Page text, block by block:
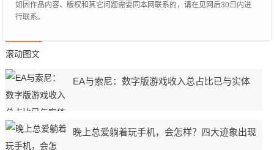
如因作品内容、版权和其它问题需要同本网联系的，请在见网后30日内进
行联系。
滚动图文
EA与索尼：数字版游戏收入总占比已与实体
晚上总爱躺着玩手机，会怎样？四大迹象出现